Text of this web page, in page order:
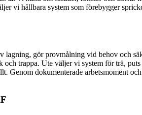
vi hållbara system som förebygger
gör provmålning vid behov och
trappa. Ute väljer vi system för trä,
dokumenterade arbetsmoment